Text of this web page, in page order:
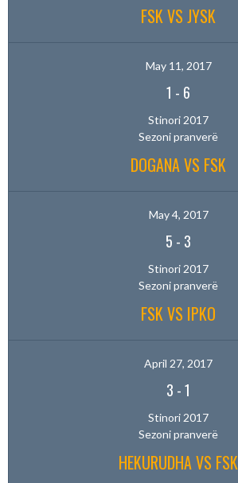
FSK VS JYSK
May 11, 2017
1 - 6
Stinori 2017
Sezoni pranverë
DOGANA VS FSK
May 4, 2017
5 - 3
Stinori 2017
Sezoni pranverë
FSK VS IPKO
April 27, 2017
3 -1
Stinori 2017
Sezoni pranverë
HEKURUDHA VS FSK